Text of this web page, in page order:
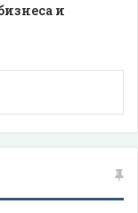
и